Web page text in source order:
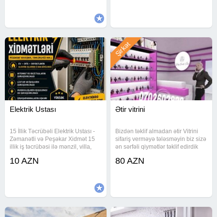
Elektrik Ustası
15 İllik Təcrübəli Elektrik Ustası -
Zəmanətli və Peşəkar Xidmət 15
illik iş təcrübəsi ilə mənzil, villa,
sahələri və bütün növ obyektlərdə
10 AZN
Ətir vitrini
Bizdən təklif almadan ətir Vitrini
sifariş verməyə tələsməyin biz sizə
ən sərfəli qiymətlər təklif edirdik
tərəfimizdən
Şirkət
80 AZN